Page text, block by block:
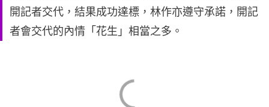
開記者交代，結果成功達標，林作亦遵守承諾，開記
者會交代的內情「花生」相當之多。